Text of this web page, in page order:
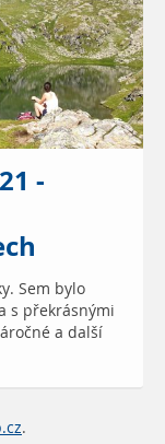
-
Sem bylo
s překrásnými
a další
.